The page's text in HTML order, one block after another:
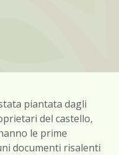
piantata dagli
del castello,
le prime
documenti risalenti